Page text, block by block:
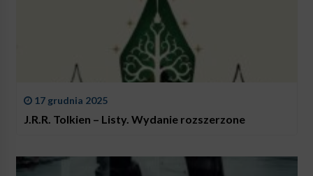
17 grudnia 2025
J.R.R. Tolkien – Listy. Wydanie rozszerzone